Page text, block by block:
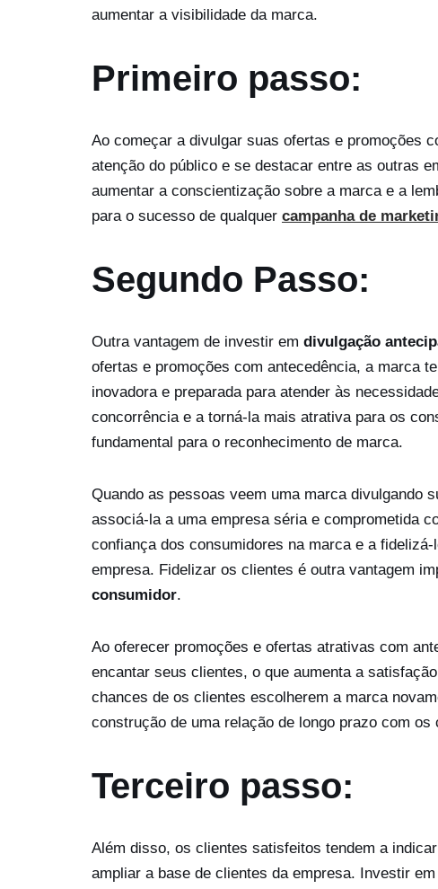
aumentar a visibilidade da marca.
Primeiro passo:
Ao começar a divulgar suas ofertas e promoções
atenção do público e se destacar entre as outras
aumentar a conscientização sobre a marca e a
para o sucesso de qualquer campanha de
Segundo Passo:
Outra vantagem de investir em divulgação
ofertas e promoções com antecedência, a marca
inovadora e preparada para atender às
concorrência e a torná-la mais atrativa para os
fundamental para o reconhecimento de marca.
Quando as pessoas veem uma marca divulgando
associá-la a uma empresa séria e comprometida
confiança dos consumidores na marca e a
empresa. Fidelizar os clientes é outra vantagem
consumidor.
Ao oferecer promoções e ofertas atrativas com
encantar seus clientes, o que aumenta a
chances de os clientes escolherem a marca
construção de uma relação de longo prazo com os
Terceiro passo:
Além disso, os clientes satisfeitos tendem a
ampliar a base de clientes da empresa. Investir